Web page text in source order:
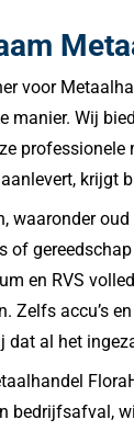
voor
manier. Wij
krijgt
en RVS
Zelfs accu’s
dat al het
bedrijfsafval,